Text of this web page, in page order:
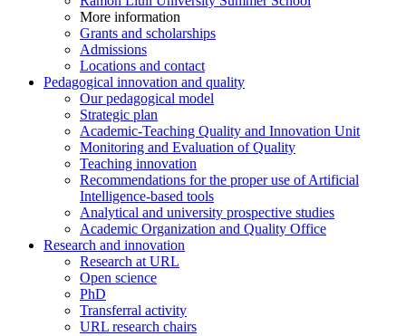
More information
Grants and scholarships
Admissions
Locations and contact
Pedagogical innovation and quality
Our pedagogical model
Strategic plan
Academic-Teaching Quality and Innovation Unit
Monitoring and Evaluation of Quality
Teaching innovation
Recommendations for the proper use of Artificial
Intelligence-based tools
Analytical and university prospective studies
Academic Organization and Quality Office
Research and innovation
Research at URL
Open science
PhD
Transferral activity
URL research chairs